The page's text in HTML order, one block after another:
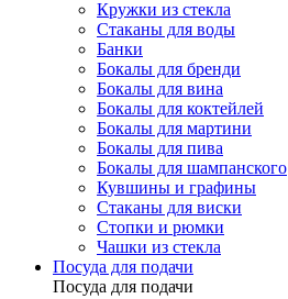
Кружки из стекла
Стаканы для воды
Банки
Бокалы для бренди
Бокалы для вина
Бокалы для коктейлей
Бокалы для мартини
Бокалы для пива
Бокалы для шампанского
Кувшины и графины
Стаканы для виски
Стопки и рюмки
Чашки из стекла
Посуда для подачи
Посуда для подачи